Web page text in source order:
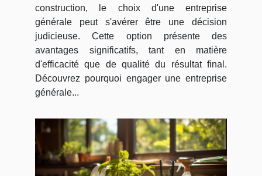
construction, le choix d'une entreprise
générale peut s'avérer être une décision
judicieuse. Cette option présente des
avantages significatifs, tant en matière
d'efficacité que de qualité du résultat final.
Découvrez pourquoi engager une entreprise
générale...